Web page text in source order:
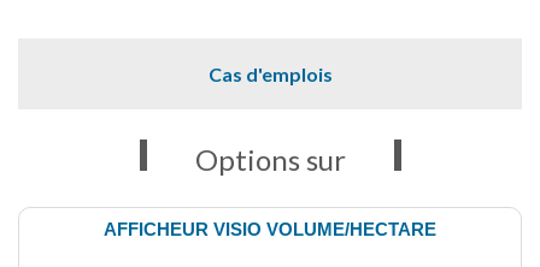
Cas d'emplois
Options sur
AFFICHEUR VISIO VOLUME/HECTARE